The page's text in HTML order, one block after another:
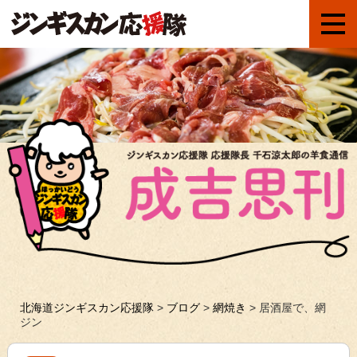
北海道ジンギスカン応援隊 > ブログ >網焼き > 居酒屋で、網
ジン